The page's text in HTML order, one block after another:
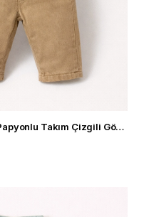
Erkek Bebek Askılı Papyonlu Takım Çizgili Gömlek Pantolon 3'lü Şık Kombin